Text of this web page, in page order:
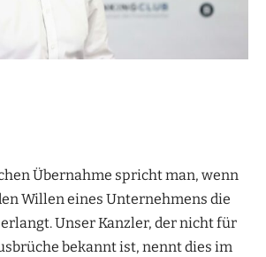
Übernahme spricht man, wenn
Willen eines Unternehmens die
Unser Kanzler, der nicht für
bekannt ist, nennt dies im